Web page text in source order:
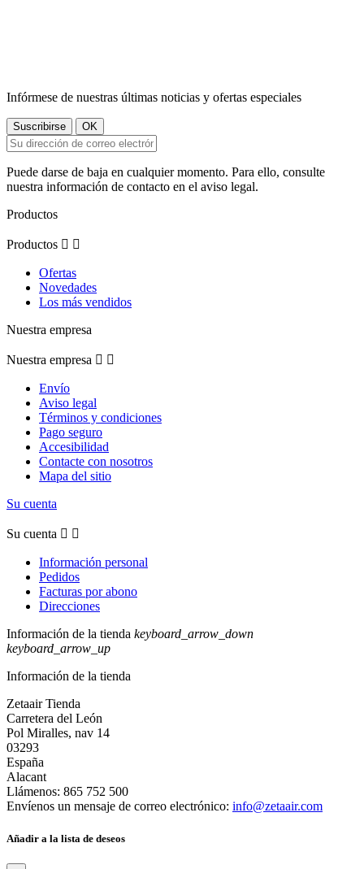
Infórmese de nuestras últimas noticias y ofertas especiales
Puede darse de baja en cualquier momento. Para ello, consulte
nuestra información de contacto en el aviso legal.
Productos
Productos  
Ofertas
Novedades
Los más vendidos
Nuestra empresa
Nuestra empresa  
Envío
Aviso legal
Términos y condiciones
Pago seguro
Accesibilidad
Contacte con nosotros
Mapa del sitio
Su cuenta
Su cuenta  
Información personal
Pedidos
Facturas por abono
Direcciones
Información de la tienda keyboard_arrow_down
keyboard_arrow_up
Información de la tienda
Zetaair Tienda
Carretera del León
Pol Miralles, nav 14
03293
España
Alacant
Llámenos: 865 752 500
Envíenos un mensaje de correo electrónico: info@zetaair.com
Añadir a la lista de deseos